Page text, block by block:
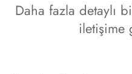
Daha fazla detaylı
iletişime